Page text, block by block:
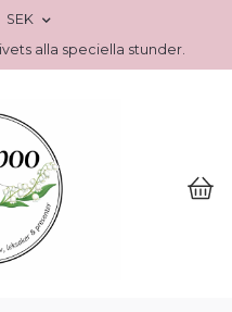
SEK
alla speciella stunder.